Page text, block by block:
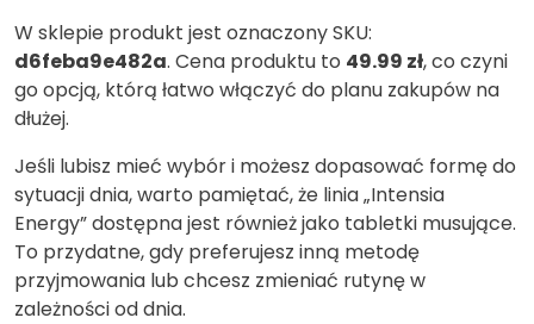
W sklepie produkt jest oznaczony SKU:
d6feba9e482a. Cena produktu to 49.99 zł, co czyni
go opcją, którą łatwo włączyć do planu zakupów na
dłużej.
Jeśli lubisz mieć wybór i możesz dopasować formę do
sytuacji dnia, warto pamiętać, że linia „Intensia
Energy” dostępna jest również jako tabletki musujące.
To przydatne, gdy preferujesz inną metodę
przyjmowania lub chcesz zmieniać rutynę w
zależności od dnia.